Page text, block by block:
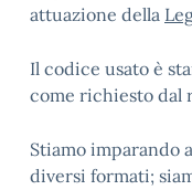
attuazione della
Il codice usato è
come richiesto dal
Stiamo imparando
diversi formati;